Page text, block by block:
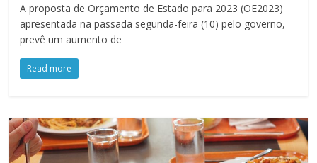
A proposta de Orçamento de Estado para 2023 (OE2023)
apresentada na passada segunda-feira (10) pelo governo,
prevê um aumento de
Read more